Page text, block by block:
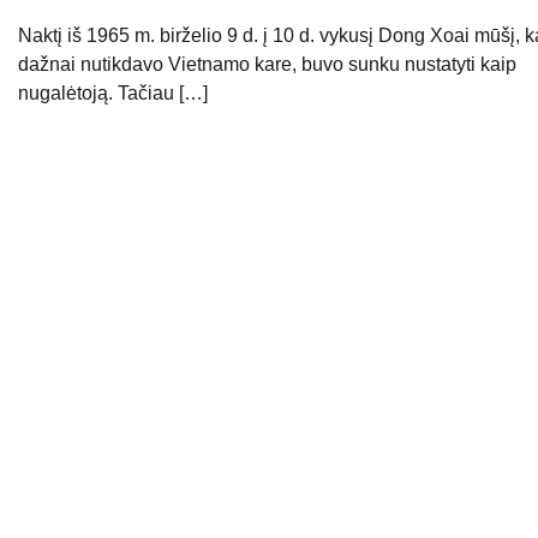
Naktį iš 1965 m. birželio 9 d. į 10 d. vykusį Dong Xoai mūšį,
dažnai nutikdavo Vietnamo kare, buvo sunku nustatyti kaip
nugalėtoją. Tačiau […]